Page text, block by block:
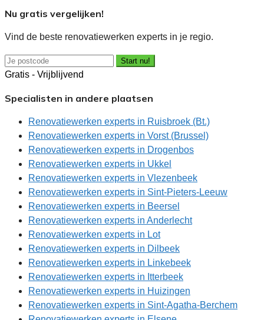
Nu gratis vergelijken!
Vind de beste renovatiewerken experts in je regio.
Start nu!
Gratis - Vrijblijvend
Specialisten in andere plaatsen
Renovatiewerken experts in Ruisbroek (Bt.)
Renovatiewerken experts in Vorst (Brussel)
Renovatiewerken experts in Drogenbos
Renovatiewerken experts in Ukkel
Renovatiewerken experts in Vlezenbeek
Renovatiewerken experts in Sint-Pieters-Leeuw
Renovatiewerken experts in Beersel
Renovatiewerken experts in Anderlecht
Renovatiewerken experts in Lot
Renovatiewerken experts in Dilbeek
Renovatiewerken experts in Linkebeek
Renovatiewerken experts in Itterbeek
Renovatiewerken experts in Huizingen
Renovatiewerken experts in Sint-Agatha-Berchem